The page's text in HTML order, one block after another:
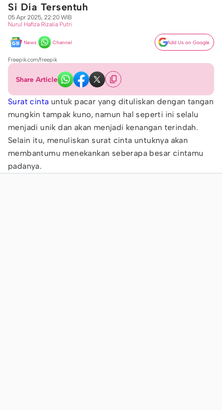
Si Dia Tersentuh
05 Apr 2025, 22:20 WIB
Nurul Hafiza Rizalia Putri
News Channel Add Us on Google
Freepik.com/freepik
Share Article
Surat cinta untuk pacar yang dituliskan dengan tangan
mungkin tampak kuno, namun hal seperti ini selalu
menjadi unik dan akan menjadi kenangan terindah.
Selain itu, menuliskan surat cinta untuknya akan
membantumu menekankan seberapa besar cintamu
padanya.